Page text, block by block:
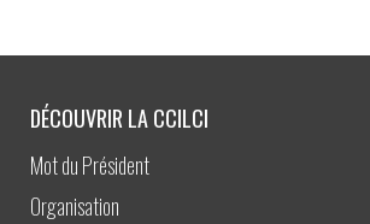
DÉCOUVRIR LA CCILCI
Mot du Président
Organisation